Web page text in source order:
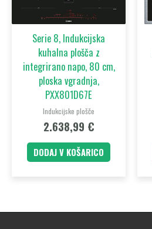
Serie 8, Indukcijska
kuhalna plošča z
integrirano napo, 80 cm,
ploska vgradnja,
PXX801D67E
Indukcijske plošče
2.638,99 €
DODAJ V KOŠARICO